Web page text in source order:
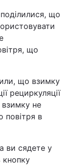
поділилися, що
що
що взимку
рециркуляції
взимку не
повітря в
ви сядете у
кнопку